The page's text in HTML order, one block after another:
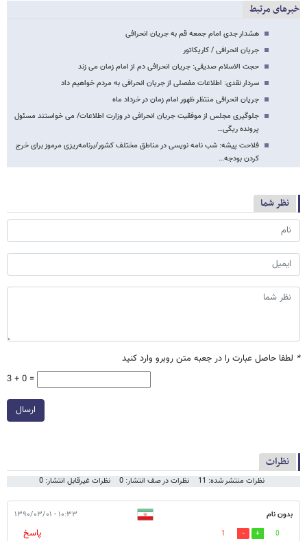
خبرهای مرتبط
هشدار جدی امام جمعه قم به جریان انحرافی
جریان انحرافی / کاریکاتور
حجت الاسلام صدیقی: جریان انحرافی دم از امام زمان می زند
سردار نقدی: اطلاعات مفصلی از جریان انحرافی به مردم خواهیم داد
جریان انحرافی منتظر ظهور امام زمان در خرداد ماه
جلوگیری مجلس از موفقیت جریان انحرافی در وزارت اطلاعات/ می خواستند مسئول
پرونده ریگی…
فلاحت پیشه: شب نامه نویسی در مناطق مختلف کشور/برنامه‌ریزی مرموز برای خرج
کردن بودجه…
نظر شما
* لطفا حاصل عبارت را در جعبه متن روبرو وارد کنید
3 + 0 =
ارسال
نظرات
نظرات منتشر شده: 11 نظرات در صف انتشار: 0 نظرات غیرقابل انتشار: 0
بدون نام ۱۰:۳۳ - ۱۳۹۰/۰۳/۰۱
0
1
پاسخ